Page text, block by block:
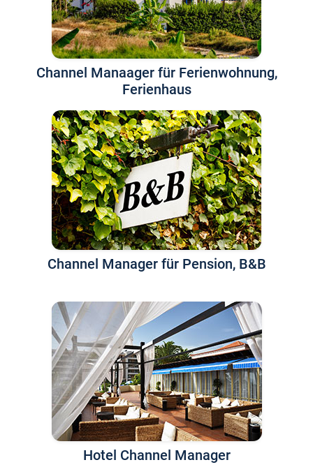
Channel Manaager für Ferienwohnung,
Ferienhaus
Channel Manager für Pension, B&B
Hotel Channel Manager